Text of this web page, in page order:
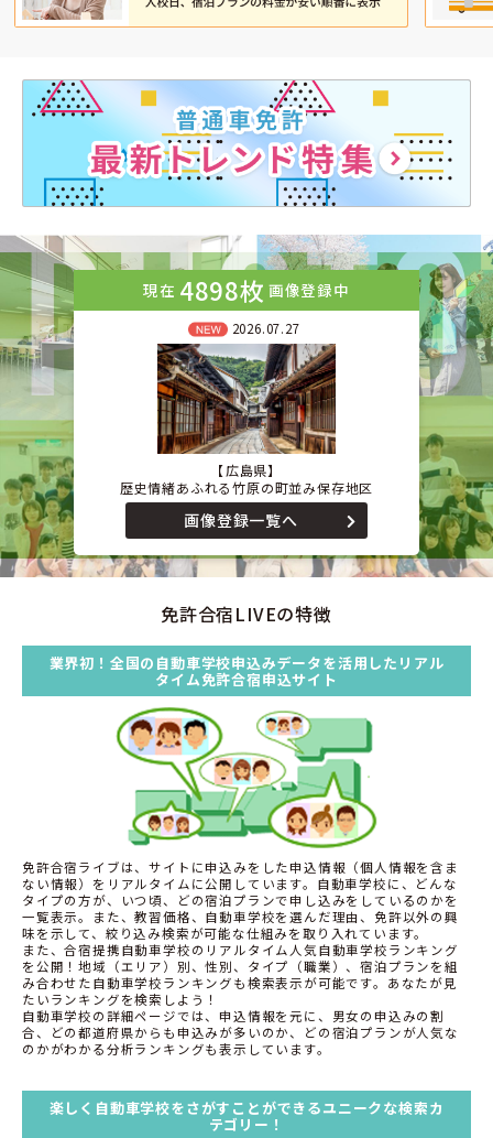
現在 4898枚 画像登録中
2026.07.27
広島県
歴史情緒あふれる竹原の町並み保存地区
画像登録一覧へ
免許合宿LIVEの特徴
業界初！全国の自動車学校申込みデータを活用したリアル
タイム免許合宿申込サイト
免許合宿ライブは、サイトに申込みをした申込情報（個人情報を含ま
ない情報）をリアルタイムに公開しています。自動車学校に、どんな
タイプの方が、いつ頃、どの宿泊プランで申し込みをしているのかを
一覧表示。また、教習価格、自動車学校を選んだ理由、免許以外の興
味を示して、絞り込み検索が可能な仕組みを取り入れています。
また、合宿提携自動車学校のリアルタイム人気自動車学校ランキング
を公開！地域（エリア）別、性別、タイプ（職業）、宿泊プランを組
み合わせた自動車学校ランキングも検索表示が可能です。あなたが見
たいランキングを検索しよう！
自動車学校の詳細ページでは、申込情報を元に、男女の申込みの割
合、どの都道府県からも申込みが多いのか、どの宿泊プランが人気な
のかがわかる分析ランキングも表示しています。
楽しく自動車学校をさがすことができるユニークな検索カ
テゴリー！